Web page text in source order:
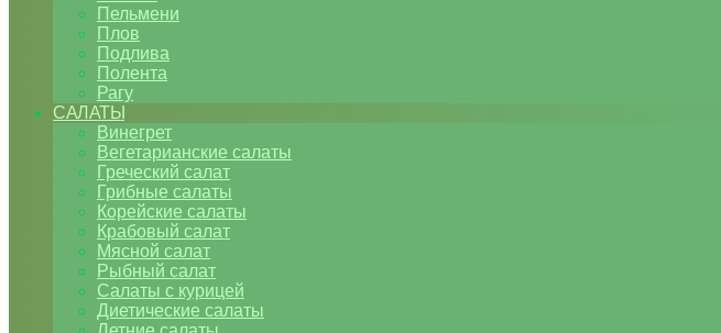
Пельмени
Плов
Подлива
Полента
Рагу
САЛАТЫ
Винегрет
Вегетарианские салаты
Греческий салат
Грибные салаты
Корейские салаты
Крабовый салат
Мясной салат
Рыбный салат
Салаты с курицей
Диетические салаты